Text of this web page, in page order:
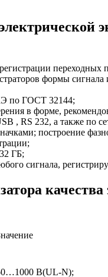
переходных
формы
по ГОСТ 32144;
в форме,
, RS 232, а также по
построение
ГБ;
сигнала,
В(UL-N);